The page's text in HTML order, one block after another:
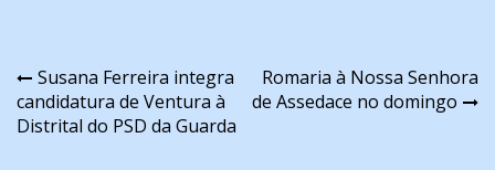
Navegação
de
Susana Ferreira integra
candidatura de Ventura à
Distrital do PSD da Guarda
Romaria à Nossa Senhora
de Assedace no domingo